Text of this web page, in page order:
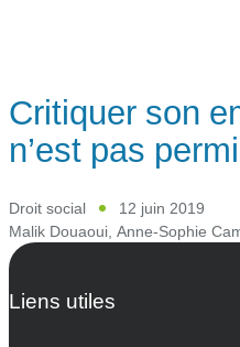
Critiquer son
n’est pas
Droit social
12 juin 2019
Malik Douaoui, Anne-Sophie
Liens utiles